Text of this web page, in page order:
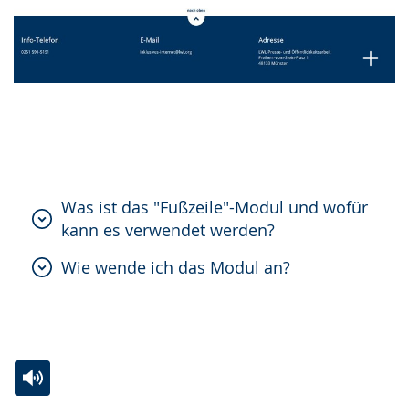
wechseln.
Deutscher
Gebärdensprache
wird
Was ist das "Fußzeile"-Modul und wofür
kann es verwendet werden?
Wie wende ich das Modul an?